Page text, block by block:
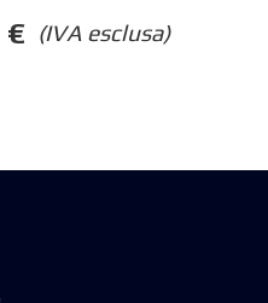
(IVA esclusa)
€